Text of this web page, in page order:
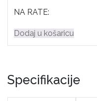
NA RATE:
Dodaj u košaricu
Specifikacije